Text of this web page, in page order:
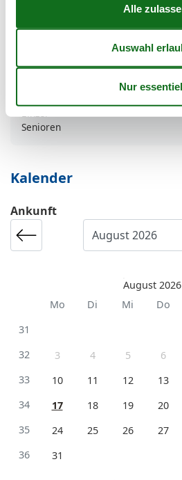
Etagenbett
Einzel
Senioren
Kalender
Ankunft
August 2026
Mo
Di Mi Do
31
32
3 4 5 6
33
10 11 12 13
34
17 18 19 20
35
24 25 26 27
36
31